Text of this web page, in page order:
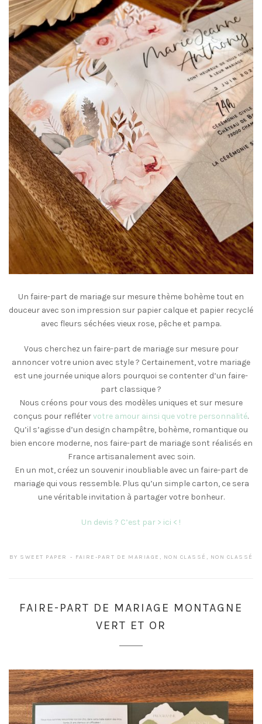
Un faire-part de mariage sur mesure thème bohème tout en
douceur avec son impression sur papier calque et papier recyclé
avec fleurs séchées vieux rose, pêche et pampa.
Vous cherchez un faire-part de mariage sur mesure pour
annoncer votre union avec style ? Certainement, votre mariage
est une journée unique alors pourquoi se contenter d’un faire-
part classique ?
Nous créons pour vous des modèles uniques et sur mesure
conçus pour reflétervotre amour ainsi que votre personnalité.
Qu’il s’agisse d’un design champêtre, bohème, romantique ou
bien encore moderne, nos faire-part de mariage sont réalisés en
France artisanalement avec soin.
En un mot, créez un souvenir inoubliable avec un faire-part de
mariage qui vous ressemble. Plus qu’un simple carton, ce sera
une véritable invitation à partager votre bonheur.
Un devis ? C’est par > ici < !
BY SWEET PAPER FAIRE-PART DE MARIAGE , NON CLASSÉ , NON CLASSÉ
FAIRE-PART DE MARIAGE MONTAGNE
VERT ET OR